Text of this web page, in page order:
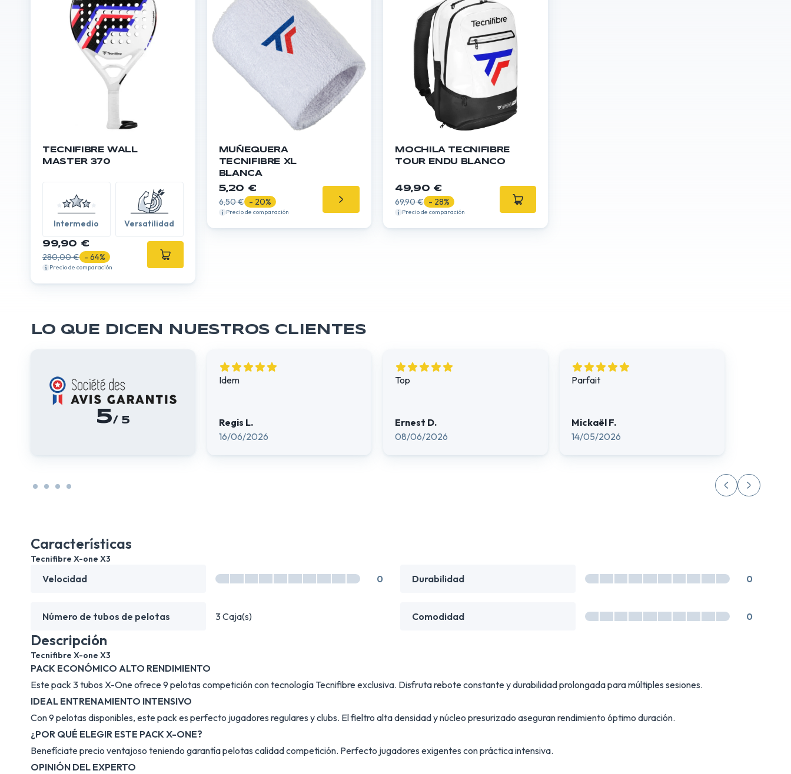
TECNIFIBRE WALL
MASTER 370
Intermedio Versatilidad
99,90 €
280,00 € - 64%
Precio de comparación
MUÑEQUERA
TECNIFIBRE XL
BLANCA
5,20 €
6,50 € - 20%
Precio de comparación
MOCHILA TECNIFIBRE
TOUR ENDU BLANCO
49,90 €
69,90 € - 28%
Precio de comparación
LO QUE DICEN NUESTROS CLIENTES
5/ 5
Idem
Regis L.
16/06/2026
Top
Ernest D.
08/06/2026
Parfait
Mickaël F.
14/05/2026
Características
Tecnifibre X-one X3
Velocidad 0 Durabilidad 0
Número de tubos de pelotas 3 Caja(s) Comodidad 0
Descripción
Tecnifibre X-one X3
PACK ECONÓMICO ALTO RENDIMIENTO
Este pack 3 tubos X-One ofrece 9 pelotas competición con tecnología Tecnifibre exclusiva. Disfruta rebote constante y durabilidad prolongada para múltiples sesiones.
IDEAL ENTRENAMIENTO INTENSIVO
Con 9 pelotas disponibles, este pack es perfecto jugadores regulares y clubs. El fieltro alta densidad y núcleo presurizado aseguran rendimiento óptimo duración.
¿POR QUÉ ELEGIR ESTE PACK X-ONE?
Benefíciate precio ventajoso teniendo garantía pelotas calidad competición. Perfecto jugadores exigentes con práctica intensiva.
OPINIÓN DEL EXPERTO